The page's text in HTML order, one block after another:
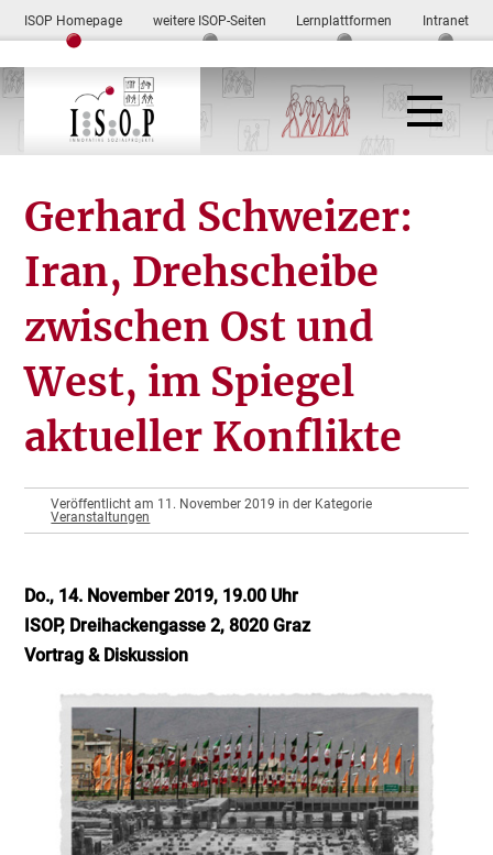
ISOP Homepage weitere ISOP-Seiten Lernplattformen Intranet
Gerhard Schweizer:
Iran, Drehscheibe
zwischen Ost und
West, im Spiegel
aktueller Konflikte
Veröffentlicht am 11. November 2019 in der Kategorie
Veranstaltungen
Do., 14. November 2019, 19.00 Uhr
ISOP, Dreihackengasse 2, 8020 Graz
Vortrag & Diskussion